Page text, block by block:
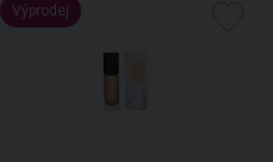
Výprodej